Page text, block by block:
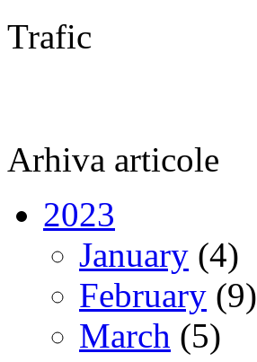
Trafic
Arhiva articole
2023
January (4)
February (9)
March (5)